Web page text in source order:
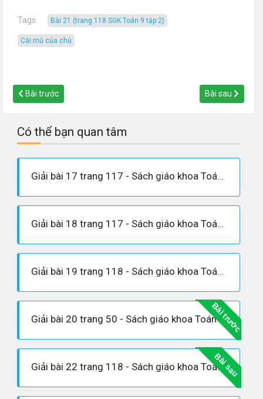
Tags Bài 21 (trang 118 SGK Toán 9 tập 2)
Cái mũ của chú
Bài trước Bài sau
Có thể bạn quan tâm
Giải bài 17 trang 117 - Sách giáo khoa Toán 9 tập 2
Giải bài 18 trang 117 - Sách giáo khoa Toán 9 tập 2
Giải bài 19 trang 118 - Sách giáo khoa Toán 9 tập 2
Bài trước
Giải bài 20 trang 50 - Sách giáo khoa Toán 9 tập 2
Bài sau
Giải bài 22 trang 118 - Sách giáo khoa Toán 9 tập 2